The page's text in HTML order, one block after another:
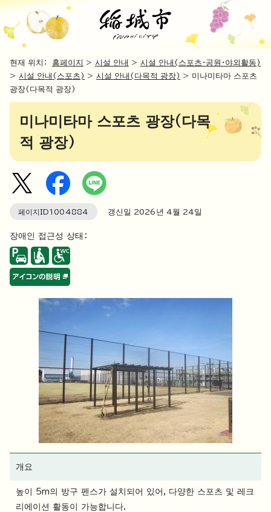
현재 위치： 홈페이지 > 시설 안내 > 시설 안내(스포츠・공원・야외활동)
> 시설 안내(스포츠) > 시설 안내(다목적 광장) > 미나미타마 스포츠
광장(다목적 광장)
미나미타마 스포츠 광장(다목
적 광장)
페이지ID1004884 갱신일 2026 년 4월 24일
장애인 접근성 상태：
개요
높이 5m의 방구 펜스가 설치되어 있어, 다양한 스포츠 및 레크
리에이션 활동이 가능합니다.